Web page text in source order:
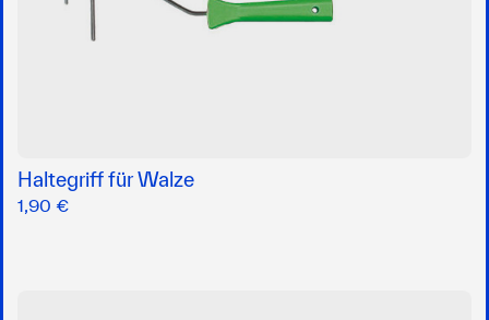
Haltegriff für Walze
1,90 €